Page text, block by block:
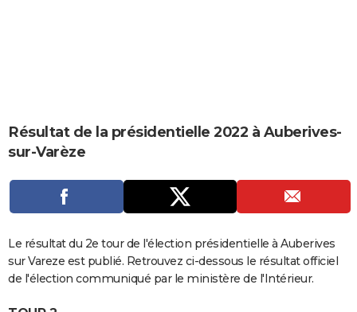
Carte de Noël
Carte Bonne année
Carte Saint-Valentin
Carte Pâques
Carte d'anniversaire
DICTIONNAIRE
PROGRAMME TV
COPAINS D'AVANT
S'inscrire
Se connecter
Lycées
Collèges
Primaires
Universités
Entreprises
Service militaire
Avis de recherche
AVIS DE DÉCÈS
FORUM
Bricolage
Lifestyle
Culture
Sport
Auto
Television
Voyage
Cinema
Résultat de la présidentielle 2022 à Auberives-
sur-Varèze
Le résultat du 2e tour de l'élection présidentielle à Auberives
sur Vareze est publié. Retrouvez ci-dessous le résultat officiel
de l'élection communiqué par le ministère de l'Intérieur.